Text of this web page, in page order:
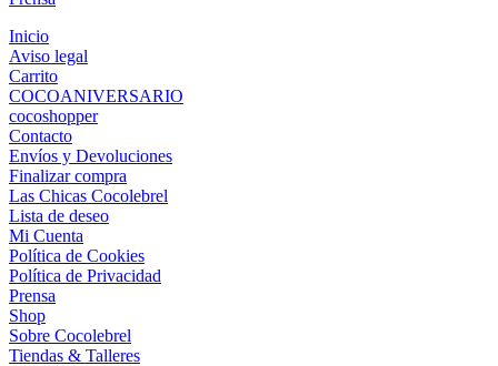
Inicio
Aviso legal
Carrito
COCOANIVERSARIO
cocoshopper
Contacto
Envíos y Devoluciones
Finalizar compra
Las Chicas Cocolebrel
Lista de deseo
Mi Cuenta
Política de Cookies
Política de Privacidad
Prensa
Shop
Sobre Cocolebrel
Tiendas & Talleres